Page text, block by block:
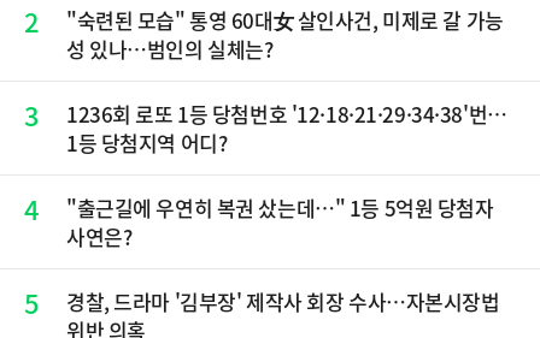
2
"숙련된 모습" 통영 60대女 살인사건, 미제로 갈 가능
성 있나…범인의 실체는?
3
1236회 로또 1등 당첨번호 '12·18·21·29·34·38'번…
1등 당첨지역 어디?
4
"출근길에 우연히 복권 샀는데…" 1등 5억원 당첨자
사연은?
5
경찰, 드라마 '김부장' 제작사 회장 수사…자본시장법
위반 의혹